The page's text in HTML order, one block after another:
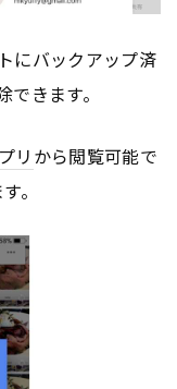
にバックアップ済
きます。
リ から閲覧可能で
。